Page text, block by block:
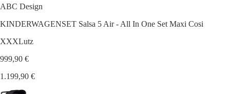
ABC Design
KINDERWAGENSET Salsa 5 Air - All In One Set Maxi Cosi
XXXLutz
999,90 €
1.199,90 €